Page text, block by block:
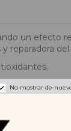
un efecto
reparadora del
No mostrar de